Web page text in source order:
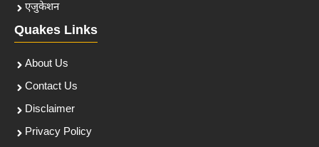
एजुकेशन
Quakes Links
About Us
Contact Us
Disclaimer
Privacy Policy